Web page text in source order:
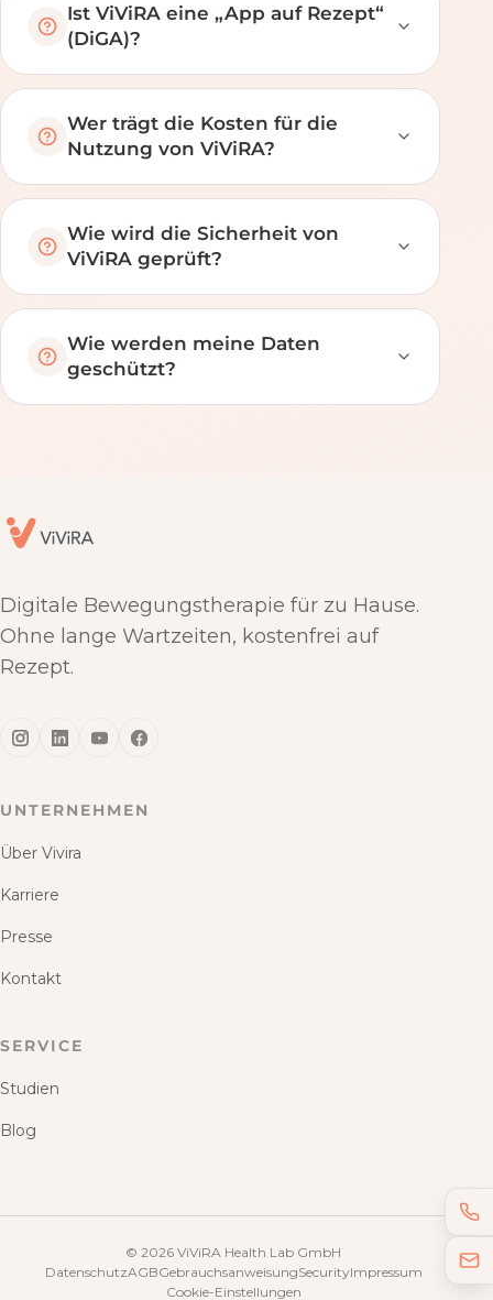
Ist ViViRA eine „App auf Rezept“
(DiGA)?
Wer trägt die Kosten für die
Nutzung von ViViRA?
Wie wird die Sicherheit von
ViViRA geprüft?
Wie werden meine Daten
geschützt?
Digitale Bewegungstherapie für zu Hause.
Ohne lange Wartzeiten, kostenfrei auf
Rezept.
UNTERNEHMEN
Über Vivira
Karriere
Presse
Kontakt
SERVICE
Studien
Blog
© 2026 ViViRA Health Lab GmbH
DatenschutzAGBGebrauchsanweisungSecurityImpressum
Cookie-Einstellungen